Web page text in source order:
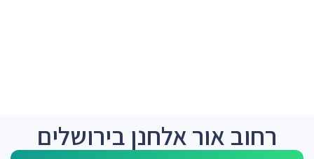
רחוב אור אלחנן בירושלים